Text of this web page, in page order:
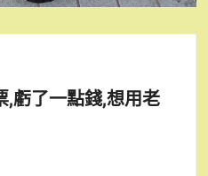
,虧了一點錢,想用老